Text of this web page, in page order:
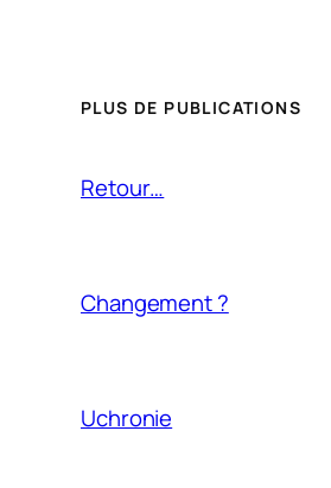
PLUS DE PUBLICATIONS
Retour…
Changement ?
Uchronie